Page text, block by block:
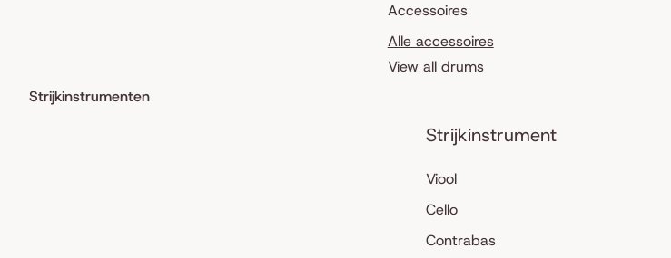
Accessoires
Alle accessoires
View all drums
Strijkinstrumenten
Strijkinstrument
Viool
Cello
Contrabas